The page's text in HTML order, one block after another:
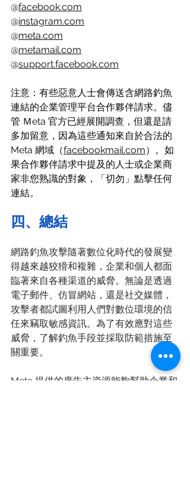
@facebook.com
@instagram.com
@meta.com
@metamail.com
@support.facebook.com
注意：有些惡意人士會傳送含網路釣魚
連結的企業管理平台合作夥伴請求。儘
管 Ｍeta 官方已經展開調查，但還是請
多加留意，因為這些通知來自於合法的
Meta 網域（facebookmail.com）。如
果合作夥伴請求中提及的人士或企業商
家非您熟識的對象，「切勿」點擊任何
連結。
四、總結
網路釣魚攻擊隨著數位化時代的發展變
得越來越狡猾和複雜，企業和個人都面
臨著來自各種渠道的威脅。無論是透過
電子郵件、仿冒網站，還是社交媒體，
攻擊者都試圖利用人們對數位環境的信
任來竊取敏感資訊。為了有效應對這些
威脅，了解釣魚手段並採取防範措施至
關重要。
Meta 提供的廣告主資源能夠幫助企業和